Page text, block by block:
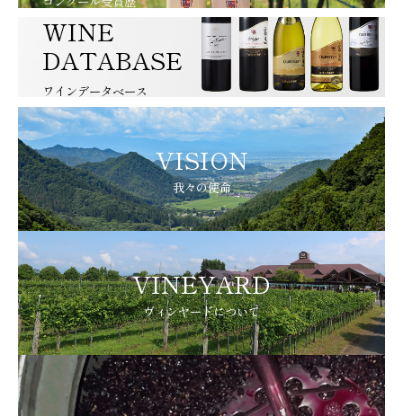
WINE
DATABASE
ワインデータベース
VISION
我々の使命
VINEYARD
ヴィンヤードについて